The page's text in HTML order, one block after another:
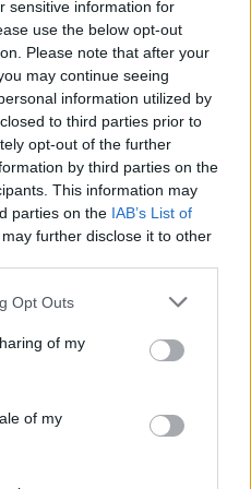
sensitive information for
use the below opt-out
Please note that after your
may continue seeing
information utilized by
to third parties prior to
opt-out of the further
by third parties on the
This information may
parties on the IAB’s List of
further disclose it to other
uses one or more Google
behaviour. You may click to
and its third-party tags to
purposes in below Google
Opt Outs
of my
of my
szolnoki habos isler?
akkumulátoripari
hozta a június a
egyeztetett a
vitték el a mezőtúri
nagy változásokról döntött
visszakapják